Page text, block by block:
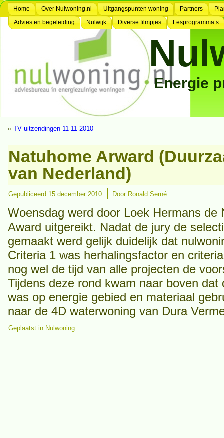
Home Over Nulwoning.nl Uitgangspunten woning Partners
Advies en begeleiding
Nulwijk Diverse filmpjes Lesprogramma’s
Energie
« TV uitzendingen 11-11-2010
Natuhome Arward
van Nederland)
Gepubliceerd 15 december 2010 | Door Ronald Serné
Woensdag werd door Loek Hermans de
Award uitgereikt. Nadat de jury de
gemaakt werd gelijk duidelijk dat
Criteria 1 was herhalingsfactor en
nog wel de tijd van alle projecten de
Tijdens deze rond kwam naar boven
was op energie gebied en materiaal
naar de 4D waterwoning van Dura
Geplaatst in Nulwoning